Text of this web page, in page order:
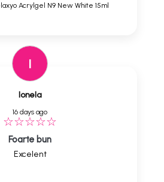
Acrylgel N9 New White 15ml
I
Ionela
16 days ago
Foarte bun
Excelent